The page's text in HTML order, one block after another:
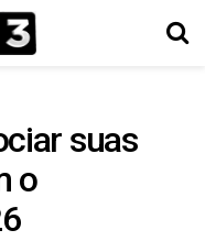
suas
o